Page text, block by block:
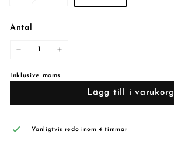
Antal
Inklusive moms
Lägg till i varukorg
Vanligtvis redo inom 4 timmar